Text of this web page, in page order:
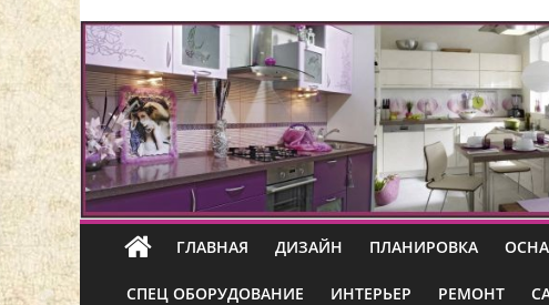
ГЛАВНАЯ ДИЗАЙН ПЛАНИРОВКА
СПЕЦ ОБОРУДОВАНИЕ ИНТЕРЬЕР РЕМОНТ